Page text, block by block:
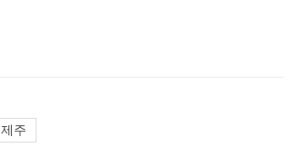
제주